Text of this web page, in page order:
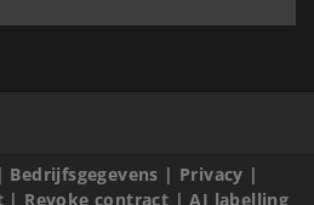
| Bedrijfsgegevens | Privacy |
| Revoke contract |AI labelling